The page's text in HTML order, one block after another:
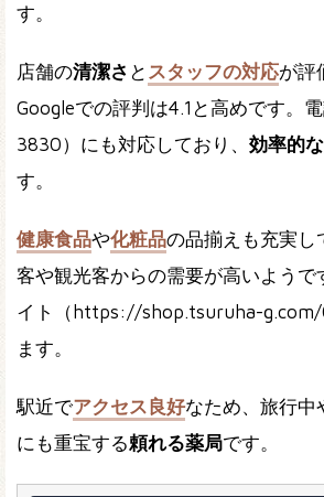
す。
店舗の清潔さ と スタッフの対応が評
Googleでの評判は4.1と高めです。
3830）にも対応しており、 効率的
す。
健康食品や化粧品の品揃えも充実し
客や観光客からの需要が高いようで
イト（https://shop.tsuruha-g.com/
ます。
駅近でアクセス良好なため、旅行中
にも重宝する頼れる薬局です。